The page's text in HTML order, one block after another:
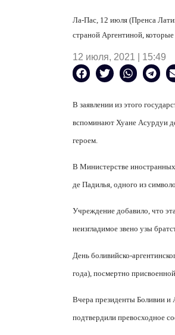
Ла-Пас, 12 июля (Пренса
страной Аргентиной,
12 июля, 2021 | 15:49
В заявлении из этого
вспоминают Хуане Асурдуи
героем.
В Министерстве
де Падилья, одного из
Учреждение добавило, что
неизгладимое звено узы
День боливийско-
года), посмертно
Вчера президенты Боливии и
подтвердили превосходное